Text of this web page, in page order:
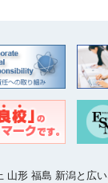
山形 福島 新潟と広